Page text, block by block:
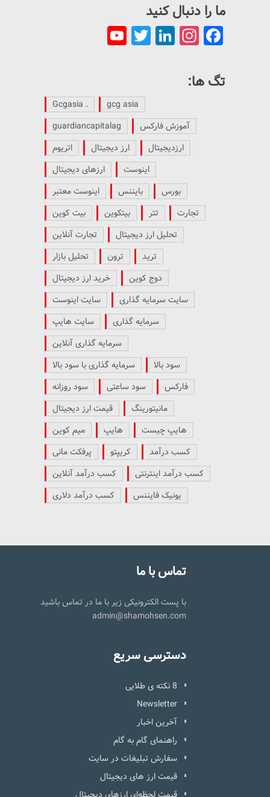
ما را دنبال کنید
Facebook
Instagram
LinkedIn
Twitter
YouTube
Channel
تگ ها:
. Gcgasia
gcg asia
guardiancapitalag
آموزش فارکس
اتریوم
ارز دیجیتال
ارزدیجیتال
ارزهای دیجیتال
اینوست
اینوست معتبر
بایننس
بورس
بیت کوین
بیتکوین تتر
تجارت
تجارت آنلاین
تحلیل ارز دیجیتال
تحلیل بازار
ترون
ترید
خرید ارز دیجیتال
دوج کوین
سایت اینوست
سایت سرمایه گذاری
سایت هایپ
سرمایه گذاری
سرمایه گذاری آنلاین
سرمایه گذاری با سود بالا
سود بالا
سود روزانه
سود ساعتی
فارکس
قیمت ارز دیجیتال
مانیتورینگ
میم کوین
هایپ
هایپ چیست
پرفکت مانی
کریپتو
کسب درآمد
کسب درآمد آنلاین
کسب درآمد اینترنتی
کسب درآمد دلاری
یونیک فایننس
تماس با ما
با پست الکترونیکی زیر با ما در تماس باشید
admin@shamohsen.com
دسترسی سریع
8 نکته ی طلایی
Newsletter
آخرین اخبار
راهنمای گام به گام
سفارش تبلیغات در سایت
قیمت ارز های دیجیتال